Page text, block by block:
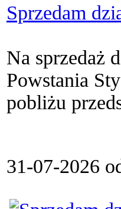
Sprzedam
Na sprzedaż
Powstania
pobliżu
31-07-2026